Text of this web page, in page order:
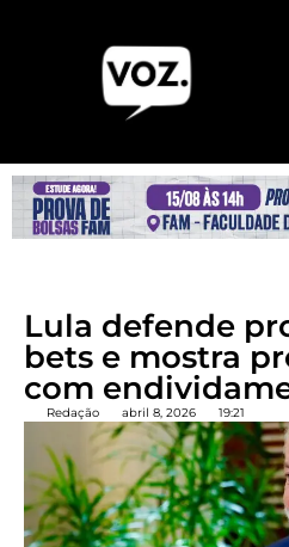
Lula defende
bets e mostra
com
Redação abril 8, 2026 19:21